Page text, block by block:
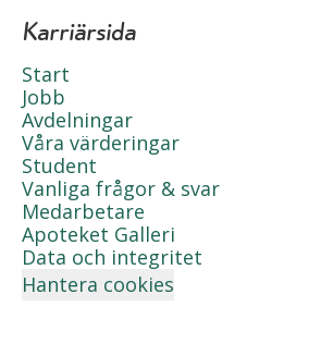
Karriärsida
Start
Jobb
Avdelningar
Våra värderingar
Student
Vanliga frågor & svar
Medarbetare
Apoteket Galleri
Data och integritet
Hantera cookies